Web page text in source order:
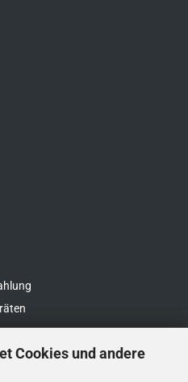
Cookies und andere